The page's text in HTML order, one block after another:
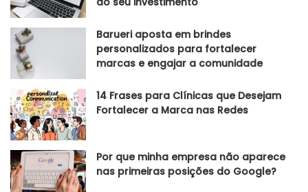
Barueri aposta em brindes
personalizados para fortalecer
marcas e engajar a comunidade
14 Frases para Clínicas que Desejam
Fortalecer a Marca nas Redes
Por que minha empresa não aparece
nas primeiras posições do Google?